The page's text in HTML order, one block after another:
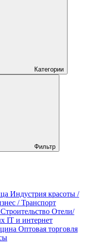
Категории
Фильтр
Индустрия красоты /
/ Транспорт
Строительство Отели/
IT и интернет
Оптовая торговля